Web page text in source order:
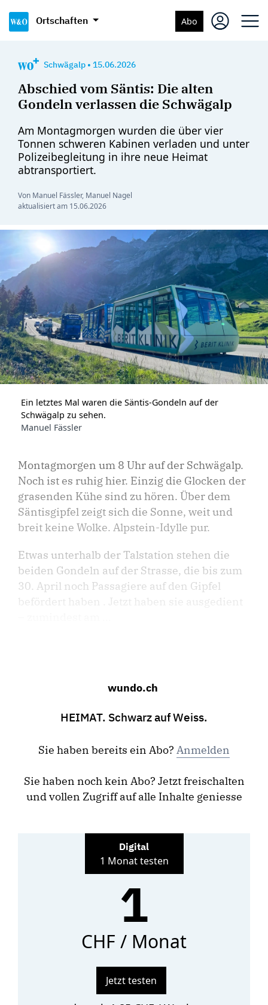
Ortschaften Abo
Schwägalp • 15.06.2026
Abschied vom Säntis: Die alten
Gondeln verlassen die Schwägalp
Am Montagmorgen wurden die über vier
Tonnen schweren Kabinen verladen und unter
Polizeibegleitung in ihre neue Heimat
abtransportiert.
Von Manuel Fässler, Manuel Nagel
aktualisiert am 15.06.2026
Ein letztes Mal waren die Säntis-Gondeln auf der
Schwägalp zu sehen.
Manuel Fässler
Montagmorgen um 8 Uhr auf der Schwägalp.
Noch ist es ruhig hier. Einzig die Glocken der
grasenden Kühe sind zu hören. Über dem
Säntisgipfel zeigt sich die Sonne, weit und
breit keine Wolke. Alpstein-Idylle pur.
Etwas unterhalb der Talstation stehen die
beiden Gondeln auf der Strasse, die bis zum
30. April noch Passagiere auf den Gipfel
befördert haben . Jetzt haben sie ausgedient
wundo.ch
HEIMAT. Schwarz auf Weiss.
Sie haben bereits ein Abo? Anmelden
Sie haben noch kein Abo? Jetzt freischalten
und vollen Zugriff auf alle Inhalte geniesse
Digital
1 Monat testen
1
CHF / Monat
Jetzt testen